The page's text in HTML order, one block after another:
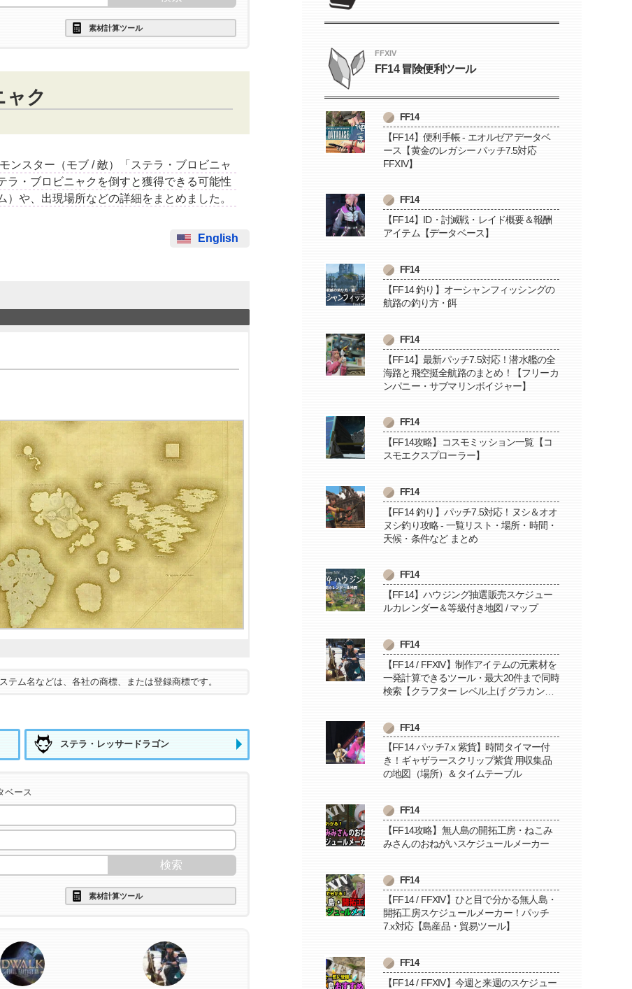
素材計算ツール
ャク
ンスター（モブ / 敵）「ステラ・ブロビニャ
ラ・ブロビニャクを倒すと獲得できる可能性
や、出現場所などの詳細をまとめました。
English
ム名などは、各社の商標、または登録商標です。
ステラ・レッサードラゴン
ベース
素材計算ツール
FFXIV
FF14 冒険便利ツール
FF14
【FF14】便利手帳 - エオルゼアデータベ
ース【黄金のレガシー パッチ7.5対応
FFXIV】
FF14
【FF14】ID・討滅戦・レイド概要＆報酬
アイテム【データベース】
FF14
【FF14 釣り】オーシャンフィッシングの
航路の釣り方・餌
FF14
【FF14】最新パッチ7.5対応！潜水艦の全
海路と飛空挺全航路のまとめ！【フリーカ
ンパニー・サブマリンボイジャー】
FF14
【FF14攻略】コスモミッション一覧【コ
スモエクスプローラー】
FF14
【FF14 釣り】パッチ7.5対応！ヌシ＆オオ
ヌシ釣り攻略 - 一覧リスト・場所・時間・
天候・条件など まとめ
FF14
【FF14】ハウジング抽選販売スケジュー
ルカレンダー＆等級付き地図 / マップ
FF14
【FF14 / FFXIV】制作アイテムの元素材を
一発計算できるツール・最大20件まで同時
検索【クラフター レベル上げ グラカン納
FF14
【FF14 パッチ7.x 紫貨】時間タイマー付
き！ギャザラースクリップ紫貨 用収集品
の地図（場所）＆タイムテーブル
FF14
【FF14攻略】無人島の開拓工房・ねこみ
みさんのおねがいスケジュールメーカー
FF14
【FF14 / FFXIV】ひと目で分かる無人島・
開拓工房スケジュールメーカー！パッチ
7.x対応【島産品・貿易ツール】
FF14
【FF14 / FFXIV】今週と来週のスケジュー